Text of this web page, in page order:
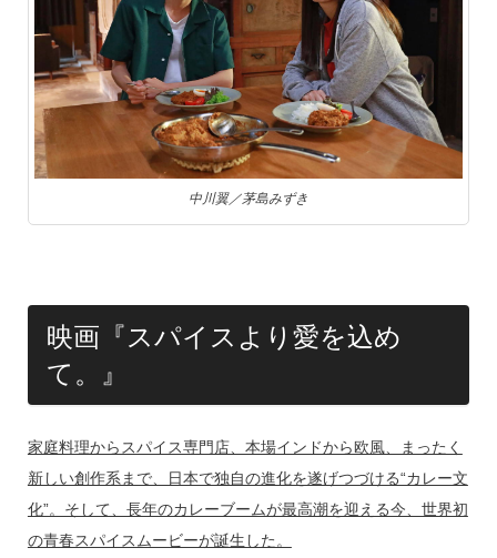
中川翼／茅島みずき
映画『スパイスより愛を込め
て。』
家庭料理からスパイス専門店、本場インドから欧風、まったく
新しい創作系まで、日本で独自の進化を遂げつづける“カレー文
化”。そして、長年のカレーブームが最高潮を迎える今、世界初
の青春スパイスムービーが誕生した。